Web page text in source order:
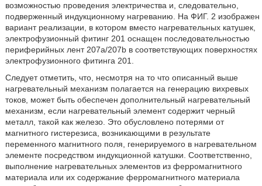
возможностью проведения электричества и, следовательно,
подверженный индукционному нагреванию. На ФИГ. 2 изображен
вариант реализации, в котором вместо нагревательных катушек,
электрофузионный фитинг 201 оснащен последовательностью
периферийных лент 207а/207b в соответствующих поверхностях
электрофузионного фитинга 201.
Следует отметить, что, несмотря на то что описанный выше
нагревательный механизм полагается на генерацию вихревых
токов, может быть обеспечен дополнительный нагревательный
механизм, если нагревательный элемент содержит черный
металл, такой как железо. Это обусловлено потерями от
магнитного гистерезиса, возникающими в результате
переменного магнитного поля, генерируемого в нагревательном
элементе посредством индукционной катушки. Соответственно,
выполнение нагревательных элементов из ферромагнитного
материала или их содержание ферромагнитного материала